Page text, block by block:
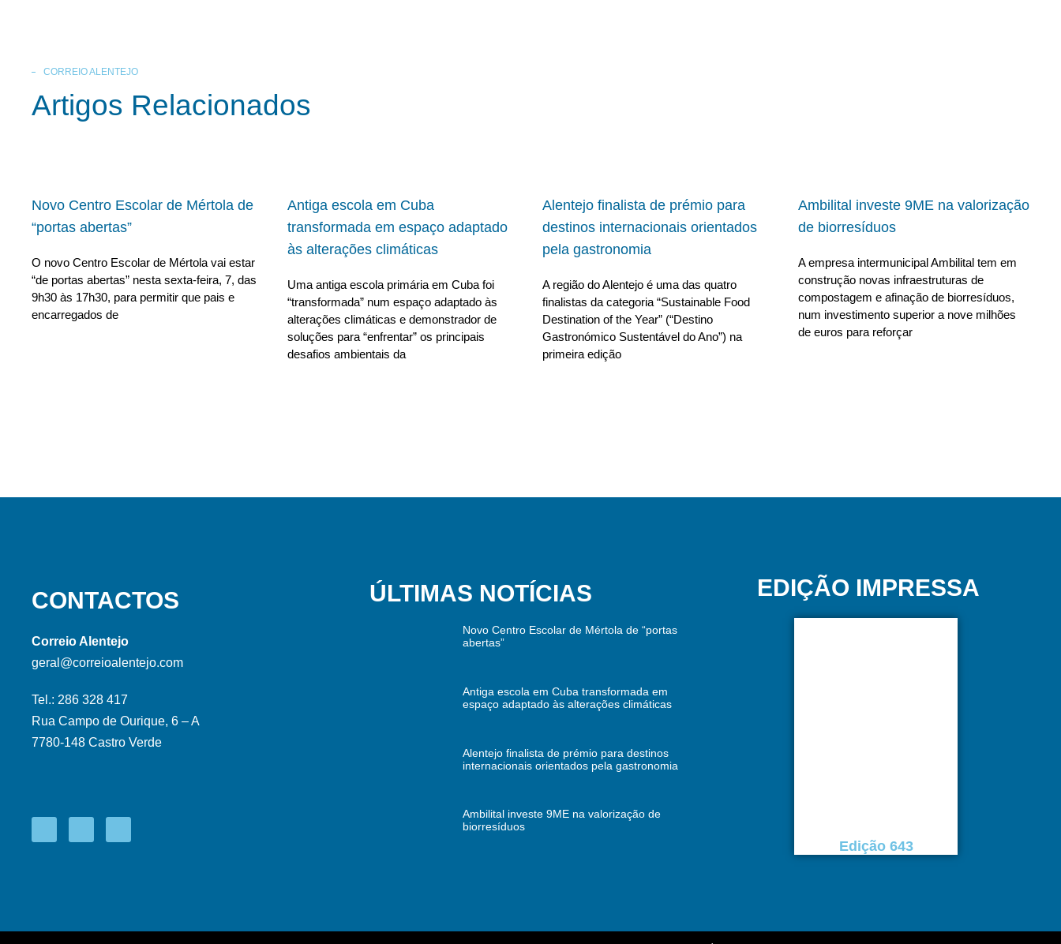
CORREIO ALENTEJO
Artigos Relacionados
Novo Centro Escolar de Mértola de
“portas abertas”
O novo Centro Escolar de Mértola vai estar
“de portas abertas” nesta sexta-feira, 7, das
9h30 às 17h30, para permitir que pais e
encarregados de
Antiga escola em Cuba
transformada em espaço adaptado
às alterações climáticas
Uma antiga escola primária em Cuba foi
“transformada” num espaço adaptado às
alterações climáticas e demonstrador de
soluções para “enfrentar” os principais
desafios ambientais da
Alentejo finalista de prémio para
destinos internacionais orientados
pela gastronomia
A região do Alentejo é uma das quatro
finalistas da categoria “Sustainable Food
Destination of the Year” (“Destino
Gastronómico Sustentável do Ano”) na
primeira edição
Ambilital investe 9ME na valorização
de biorresíduos
A empresa intermunicipal Ambilital tem em
construção novas infraestruturas de
compostagem e afinação de biorresíduos,
num investimento superior a nove milhões
de euros para reforçar
CONTACTOS
Correio Alentejo
geral@correioalentejo.com
Tel.: 286 328 417
Rua Campo de Ourique, 6 – A
7780-148 Castro Verde
ÚLTIMAS NOTÍCIAS
Novo Centro Escolar de Mértola de “portas
abertas”
Antiga escola em Cuba transformada em
espaço adaptado às alterações climáticas
Alentejo finalista de prémio para destinos
internacionais orientados pela gastronomia
Ambilital investe 9ME na valorização de
biorresíduos
EDIÇÃO IMPRESSA
Edição 643